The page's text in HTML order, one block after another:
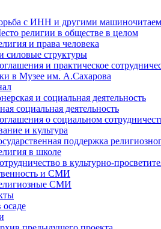
с ИНН и другими
религии в обществе в целом
и права человека
силовые структуры
и практическое
в Музее им. А.Сахарова
и социальная деятельность
социальная деятельность
о социальном
и культура
поддержка
в школе
в культурно-
и СМИ
СМИ